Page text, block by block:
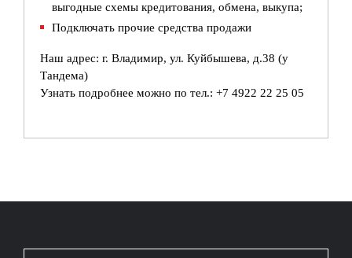
выгодные схемы кредитования, обмена, выкупа;
Подключать прочие средства продажи
Наш адрес: г. Владимир, ул. Куйбышева, д.38 (у
Тандема)
Узнать подробнее можно по тел.: +7 4922 22 25 05